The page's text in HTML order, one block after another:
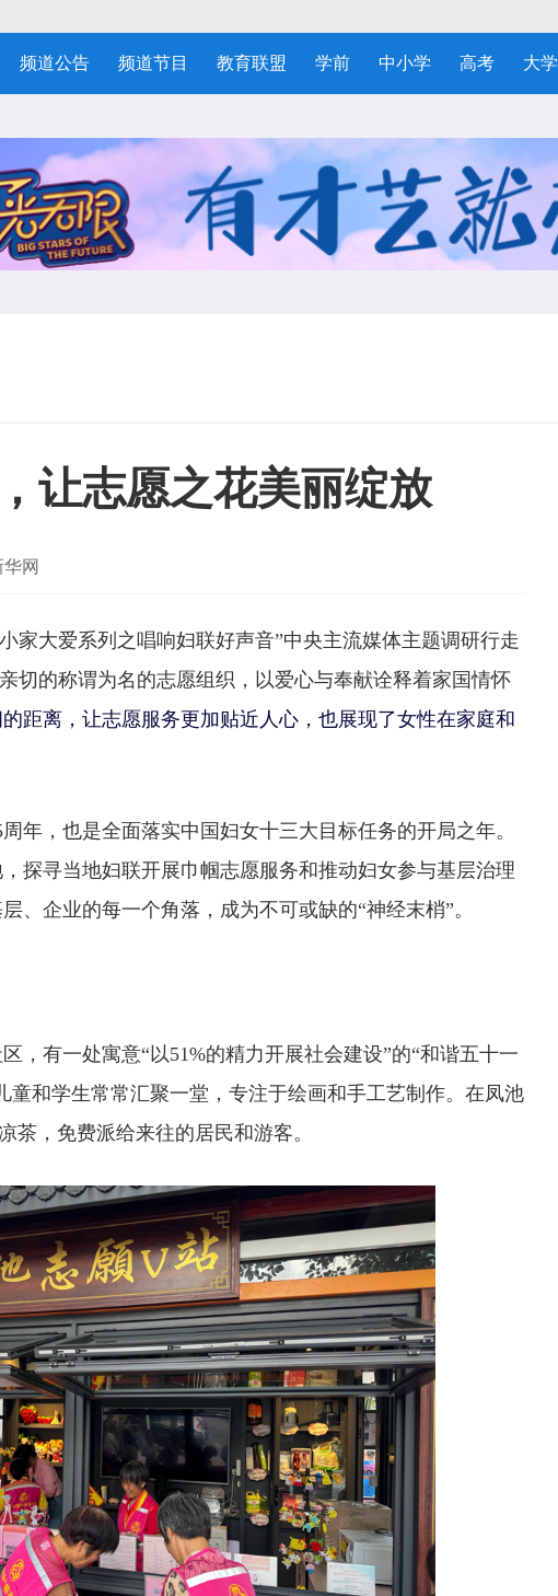
频道公告 频道节目 教育联盟 学前 中小学 高考 大学
让志愿之花美丽绽放
网
大爱系列之唱响妇联好声音”中央主流媒体主题调研行走
切的称谓为名的志愿组织，以爱心与奉献诠释着家国情怀
距离，让志愿服务更加贴近人心，也展现了女性在家庭和
，也是全面落实中国妇女十三大目标任务的开局之年。
探寻当地妇联开展巾帼志愿服务和推动妇女参与基层治理
、企业的每一个角落，成为不可或缺的“神经末梢”。
有一处寓意“以51%的精力开展社会建设”的“和谐五十一
童和学生常常汇聚一堂，专注于绘画和手工艺制作。在凤池
茶，免费派给来往的居民和游客。